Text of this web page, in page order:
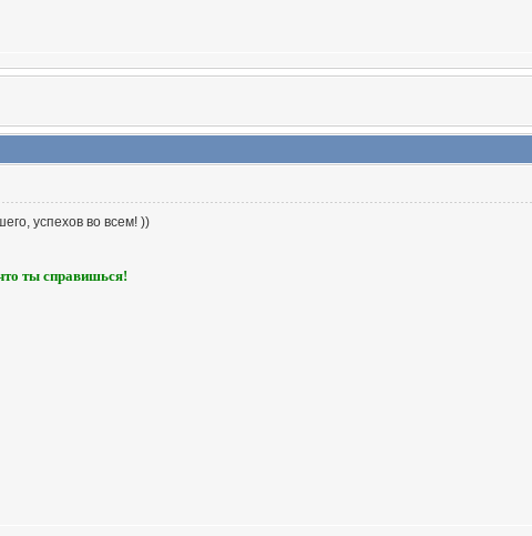
успехов во всем! ))
ты справишься!